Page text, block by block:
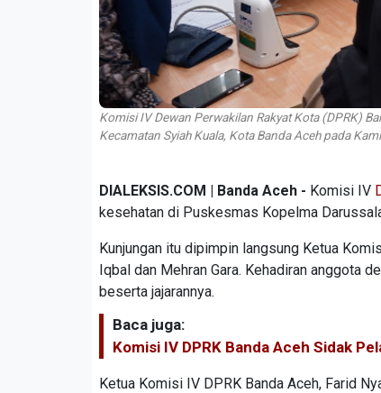
Komisi IV Dewan Perwakilan Rakyat Kota (DPRK)
Kecamatan Syiah Kuala, Kota Banda Aceh pada
DIALEKSIS.COM | Banda Aceh - Komisi IV
kesehatan di Puskesmas Kopelma
Kunjungan itu dipimpin langsung Ketua
Iqbal dan Mehran Gara. Kehadiran anggota
beserta jajarannya.
Baca juga:
Komisi IV DPRK Banda Aceh Sidak
Ketua Komisi IV DPRK Banda Aceh, Farid